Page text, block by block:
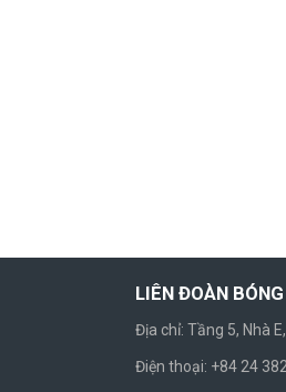
LIÊN ĐOÀN
Địa chỉ: Tầng 5, Nhà
Điện thoại: +84 24